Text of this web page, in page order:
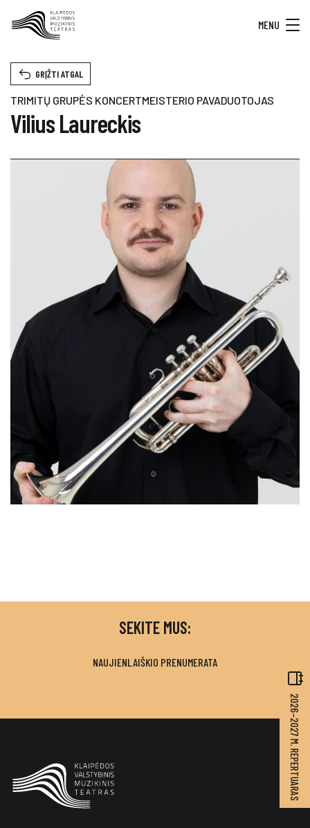
MENU
TRIMITŲ GRUPĖS KONCERTMEISTERIO PAVADUOTOJAS
Vilius Laureckis
GRĮŽTI ATGAL
2026–2027 M. REPERTUARAS
SEKITE MUS:
NAUJIENLAIŠKIO PRENUMERATA